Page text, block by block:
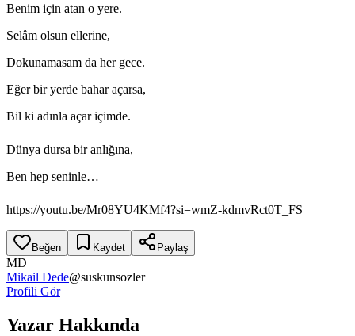
Benim için atan o yere.
Selâm olsun ellerine,
Dokunamasam da her gece.
Eğer bir yerde bahar açarsa,
Bil ki adınla açar içimde.
Dünya dursa bir anlığına,
Ben hep seninle…
https://youtu.be/Mr08YU4KMf4?si=wmZ-kdmvRct0T_FS
Beğen Kaydet Paylaş
MD
Mikail Dede@suskunsozler
Profili Gör
Yazar Hakkında